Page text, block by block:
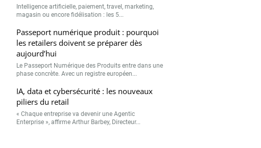
Intelligence artificielle, paiement, travel, marketing,
magasin ou encore fidélisation : les 5...
Passeport numérique produit : pourquoi
les retailers doivent se préparer dès
aujourd’hui
Le Passeport Numérique des Produits entre dans une
phase concrète. Avec un registre européen...
IA, data et cybersécurité : les nouveaux
piliers du retail
« Chaque entreprise va devenir une Agentic
Enterprise », affirme Arthur Barbey, Directeur...